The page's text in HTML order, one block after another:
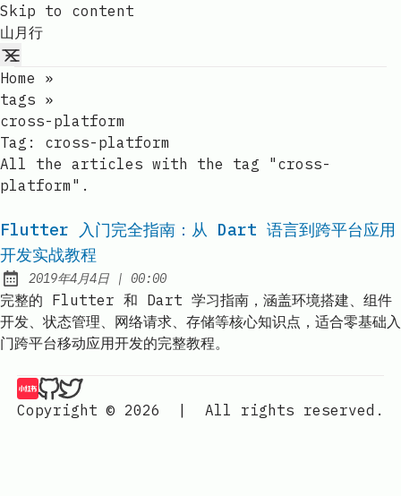
Skip to content
山月行
Home
»
tags »
cross-platform
Tag: cross-platform
All the articles with the tag "cross-
platform".
Flutter 入门完全指南：从 Dart 语言到跨平台应用
开发实战教程
Published:
2019年4月4日 | at
00:00
完整的 Flutter 和 Dart 学习指南，涵盖环境搭建、组件
开发、状态管理、网络请求、存储等核心知识点，适合零基础入
门跨平台移动应用开发的完整教程。
山月的琐碎博客记录 | 山月行 on 小红书
山月的琐碎博客记录 | 山月行 on Github
山月的琐碎博客记录 | 山月行 on Twitter
Copyright © 2026
| All rights reserved.